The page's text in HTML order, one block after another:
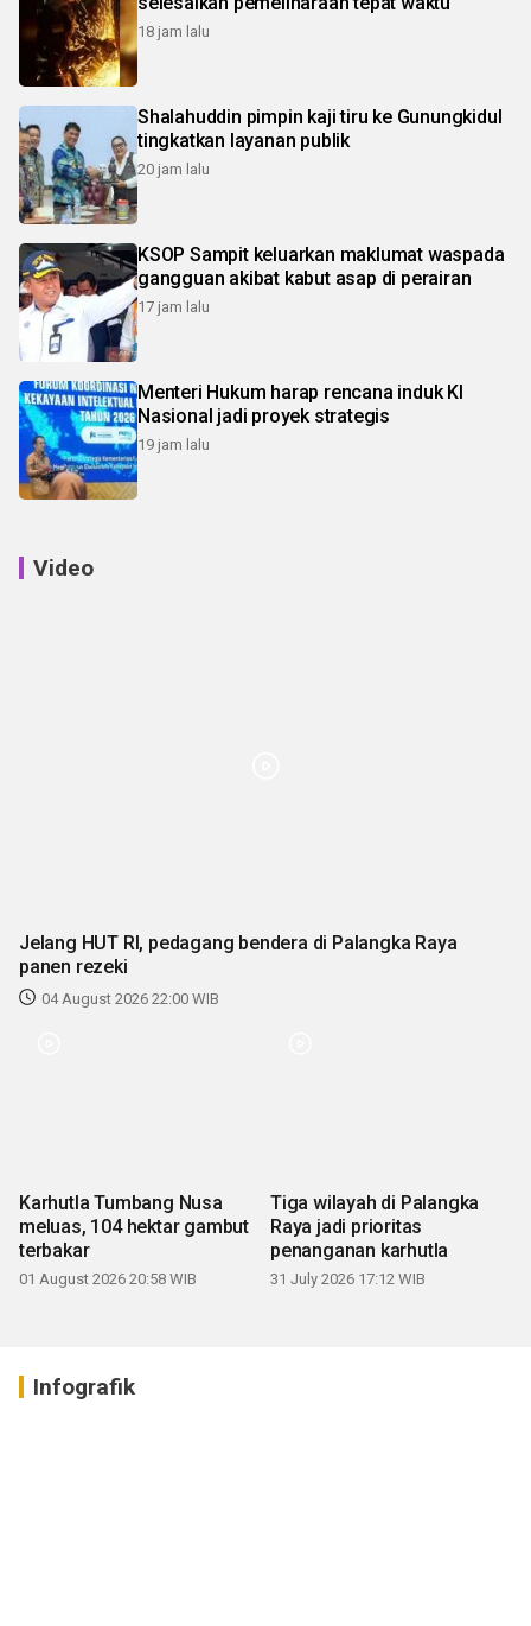
18 jam lalu
Shalahuddin pimpin kaji tiru ke Gunungkidul
tingkatkan layanan publik
20 jam lalu
KSOP Sampit keluarkan maklumat waspada
gangguan akibat kabut asap di perairan
17 jam lalu
Menteri Hukum harap rencana induk KI
Nasional jadi proyek strategis
19 jam lalu
Video
Jelang HUT RI, pedagang bendera di Palangka Raya
panen rezeki
04 August 2026 22:00 WIB
Karhutla Tumbang Nusa
meluas, 104 hektar gambut
terbakar
01 August 2026 20:58 WIB
Tiga wilayah di Palangka
Raya jadi prioritas
penanganan karhutla
31 July 2026 17:12 WIB
Infografik